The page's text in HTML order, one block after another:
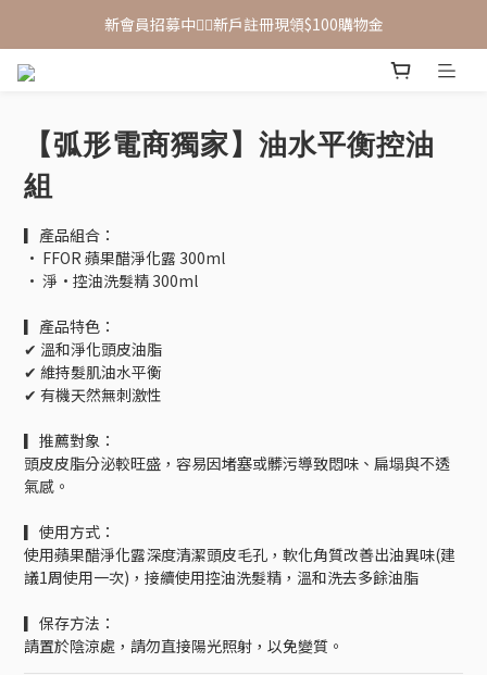
新會員招募中🙋‍♂️新戶註冊現領$100購物金
新會員招募中🙋‍♂️新戶註冊現領$100購物金
【弧形電商獨家】油水平衡控油
組
▎產品組合：
· FFOR 蘋果醋淨化露 300ml
· 淨·控油洗髮精 300ml
▎產品特色：
✔ 溫和淨化頭皮油脂
✔ 維持髮肌油水平衡
✔ 有機天然無刺激性
▎推薦對象：
頭皮皮脂分泌較旺盛，容易因堵塞或髒污導致悶味、扁塌與不透
氣感。
▎使用方式：
使用蘋果醋淨化露深度清潔頭皮毛孔，軟化角質改善出油異味(建
議1周使用一次)，接續使用控油洗髮精，溫和洗去多餘油脂
▎保存方法：
請置於陰涼處，請勿直接陽光照射，以免變質。